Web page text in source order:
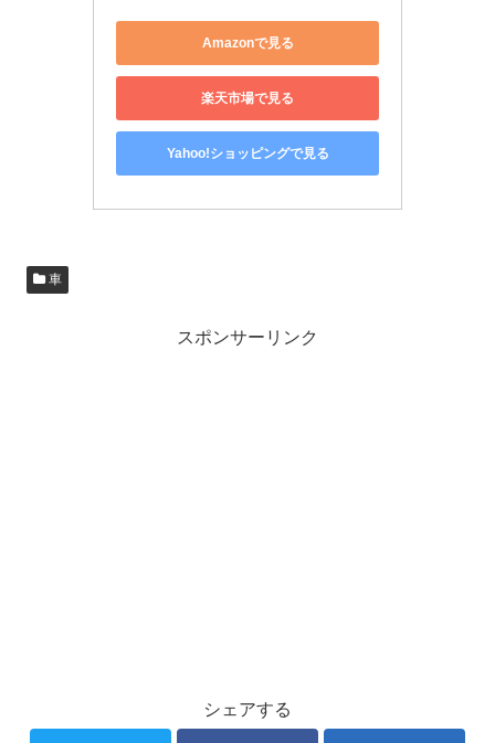
Amazonで見る
楽天市場で見る
Yahoo!ショッピングで見る
車
スポンサーリンク
シェアする